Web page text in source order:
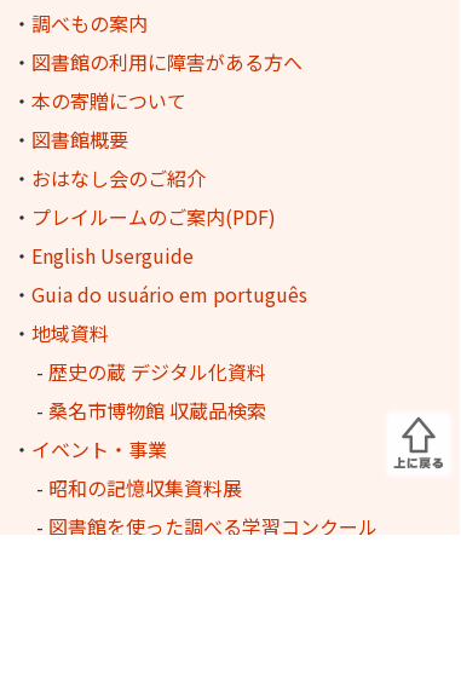
・ 調べもの案内
・ 図書館の利用に障害がある方へ
・ 本の寄贈について
・ 図書館概要
・ おはなし会のご紹介
・ プレイルームのご案内(PDF)
・ English Userguide
・ Guia do usuário em português
・ 地域資料
- 歴史の蔵 デジタル化資料
- 桑名市博物館 収蔵品検索
・ イベント・事業
- 昭和の記憶収集資料展
- 図書館を使った調べる学習コンクール